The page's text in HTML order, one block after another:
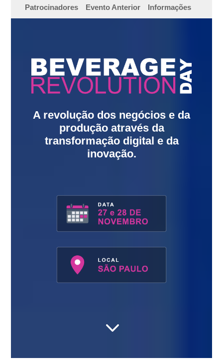
Patrocinadores
Evento Anterior Informações
A revolução dos negócios e da
produção através da
transformação digital e da
inovação.
3